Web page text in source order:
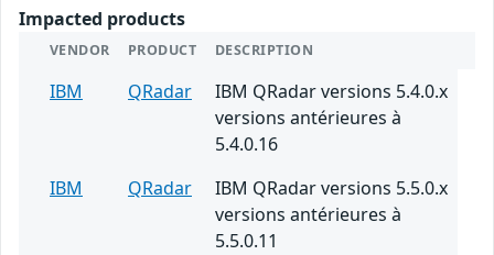
Impacted products
VENDOR PRODUCT DESCRIPTION
IBM QRadar
IBM QRadar versions 5.4.0.x
versions antérieures à
5.4.0.16
IBM
QRadar
IBM QRadar versions 5.5.0.x
versions antérieures à
5.5.0.11